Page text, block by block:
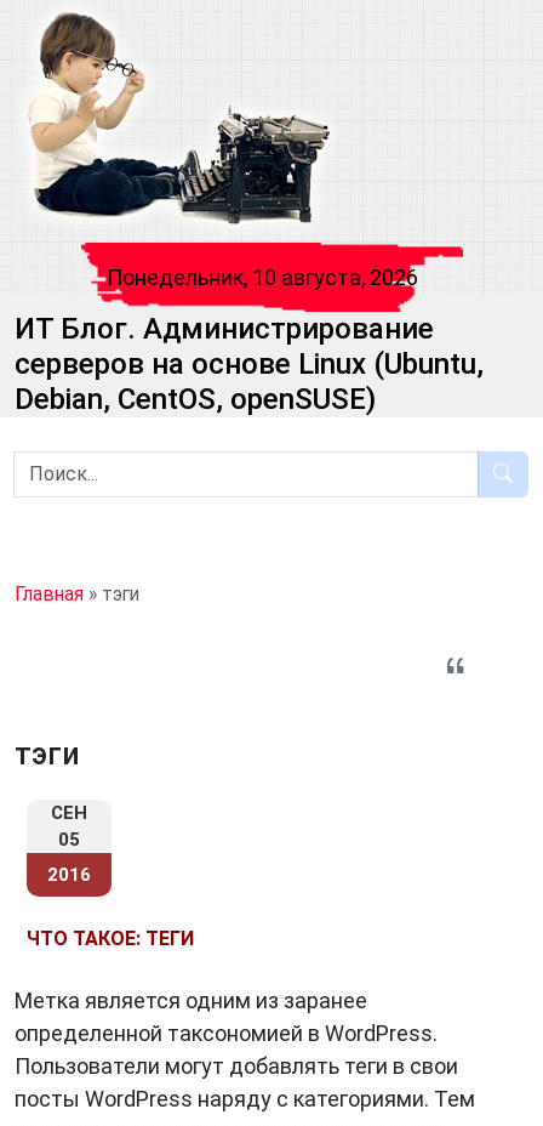
Понедельник, 10 августа, 2026
ИТ Блог. Администрирование
серверов на основе Linux (Ubuntu,
Debian, CentOS, openSUSE)
Главная » тэги
тэги
СЕН
05
2016
ЧТО ТАКОЕ: ТЕГИ
Метка является одним из заранее
определенной таксономией в WordPress.
Пользователи могут добавлять теги в свои
посты WordPress наряду с категориями. Тем